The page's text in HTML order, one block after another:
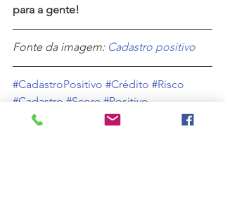
para a gente!
Fonte da imagem: Cadastro positivo
#CadastroPositivo #Crédito #Risco
#Cadastro #Score #Positivo
#FinançasPessoais #Finanças